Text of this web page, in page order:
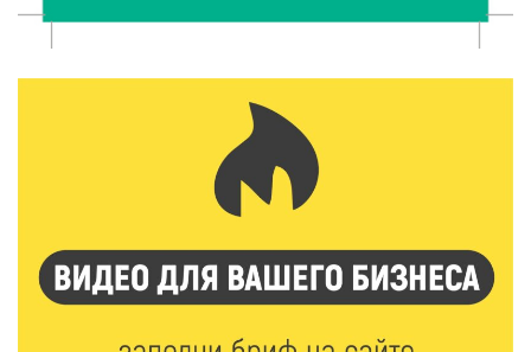
Мультфильм своими руками: в Твери дети сняли
ленту по мотивам басни «Карась»
Виталий Королев: Тверская область станет
6 Авг 2026 13:02 230
Рынок труда 2026: где в Тверской области самые